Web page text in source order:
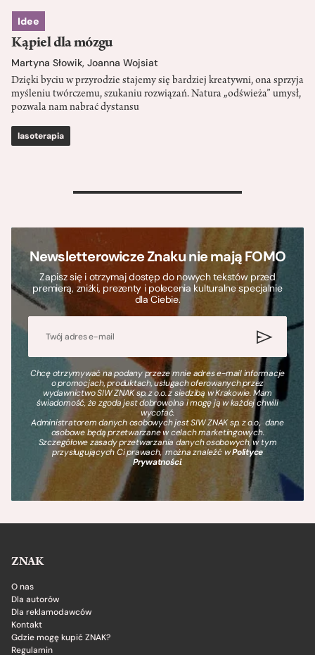
Idee
Kąpiel dla mózgu
Martyna Słowik, Joanna Wojsiat
Dzięki byciu w przyrodzie stajemy się bardziej kreatywni, ona sprzyja
myśleniu twórczemu, szukaniu rozwiązań. Natura „odświeża” umysł,
pozwala nam nabrać dystansu
lasoterapia
>
Newsletterowicze Znaku nie mają FOMO
Zapisz się i otrzymaj dostęp do nowych tekstów przed
premierą, zniżki, prezenty i polecenia kulturalne specjalnie
dla Ciebie.
Chcę otrzymywać na podany przeze mnie adres e-mail informacje
o promocjach, produktach, usługach oferowanych przez
wydawnictwo SIW ZNAK sp. z o.o. z siedzibą w Krakowie. Mam
świadomość, że zgoda jest dobrowolna i mogę ją w każdej chwili
wycofać.
Administratorem danych osobowych jest SIW ZNAK sp. z o.o., dane
osobowe będą przetwarzane w celach marketingowych.
Szczegółowe zasady przetwarzania danych osobowych, w tym
przysługujących Ci prawach, można znaleźć wPolityce
Prywatności.
ZNAK
O nas
Dla autorów
Dla reklamodawców
Kontakt
Gdzie mogę kupić ZNAK?
Regulamin